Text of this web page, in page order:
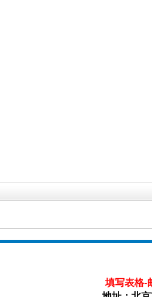
填写表格-